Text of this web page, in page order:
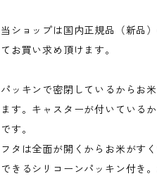
当ショップは国内正規品（新品
てお買い求め頂けます。
パッキンで密閉しているからお
ます。キャスターが付いている
です。
フタは全面が開くからお米がす
できるシリコーンパッキン付き